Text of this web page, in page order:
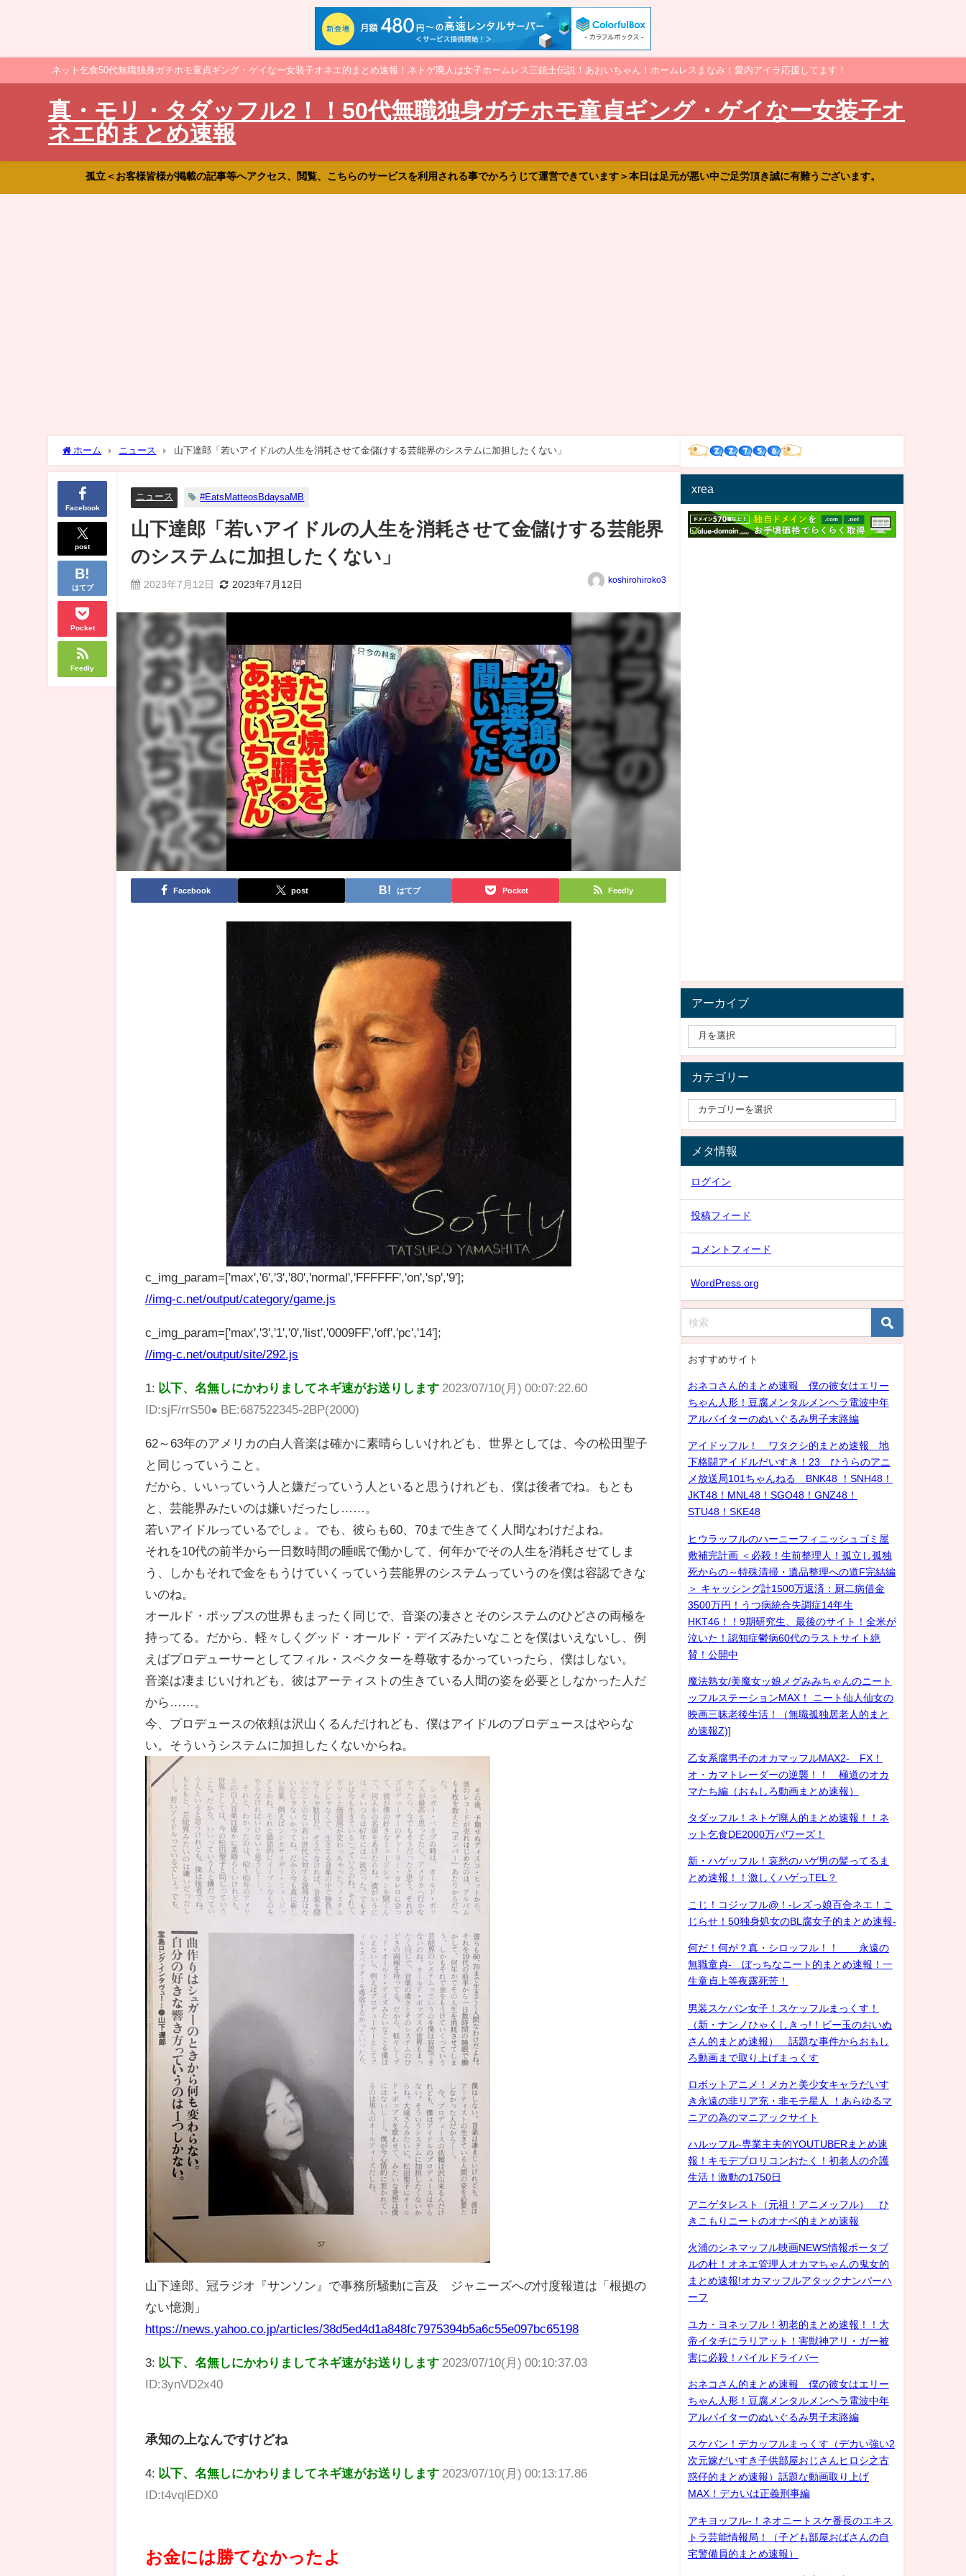
ネット乞食50代無職独身ガチホモ童貞ギング・ゲイなー女装子オネエ的まとめ速報！ネトゲ廃人は女子ホームレス三銃士伝説！あおいちゃん！ホームレスまなみ！愛内アイラ応援してます！
真・モリ・タダッフル2！！50代無職独身ガチホモ童貞ギング・ゲイなー女装子オ
ネエ的まとめ速報
孤立＜お客様皆様が掲載の記事等へアクセス、閲覧、こちらのサービスを利用される事でかろうじて運営できています＞本日は足元が悪い中ご足労頂き誠に有難うございます。
ホーム ニュース 山下達郎「若いアイドルの人生を消耗させて金儲けする芸能界のシステムに加担したくない」
Facebook
post
はてブ
Pocket
Feedly
ニュース #EatsMatteosBdaysaMB
山下達郎「若いアイドルの人生を消耗させて金儲けする芸能界
のシステムに加担したくない」
2023年7月12日 2023年7月12日 koshirohiroko3
Facebook post はてブ Pocket Feedly
c_img_param=['max','6','3','80','normal','FFFFFF','on','sp','9'];
//img-c.net/output/category/game.js
c_img_param=['max','3','1','0','list','0009FF','off','pc','14'];
//img-c.net/output/site/292.js
1: 以下、名無しにかわりましてネギ速がお送りします 2023/07/10(月) 00:07:22.60
ID:sjF/rrS50● BE:687522345-2BP(2000)
62～63年のアメリカの白人音楽は確かに素晴らしいけれども、世界としては、今の松田聖子
と同じっていうこと。
だから、いいっていう人と嫌だっていう人といると思うけれども、僕は後者でね。もとも
と、芸能界みたいのは嫌いだったし……。
若いアイドルっているでしょ。でも、彼らも60、70まで生きてく人間なわけだよね。
それを10代の前半から一日数時間の睡眠で働かして、何年かでその人生を消耗させてしま
う、しかもそれで金をもうけていくっていう芸能界のシステムっていうのを僕は容認できな
いのね。
オールド・ポップスの世界もまったく同じで、音楽の凄さとそのシステムのひどさの両極を
持ってる。だから、軽々しくグッド・オールド・デイズみたいなことを僕はいえないし、例
えばプロデューサーとしてフィル・スペクターを尊敬するかっていったら、僕はしない。
音楽は凄まじいけれども、彼はアーティストの生きている人間の姿を必要としなかった人だ
から……。
今、プロデュースの依頼は沢山くるんだけれども、僕はアイドルのプロデュースはやらな
い。そういうシステムに加担したくないからね。
山下達郎、冠ラジオ『サンソン』で事務所騒動に言及 ジャニーズへの忖度報道は「根拠の
ない憶測」
https://news.yahoo.co.jp/articles/38d5ed4d1a848fc7975394b5a6c55e097bc65198
3: 以下、名無しにかわりましてネギ速がお送りします 2023/07/10(月) 00:10:37.03
ID:3ynVD2x40
承知の上なんですけどね
4: 以下、名無しにかわりましてネギ速がお送りします 2023/07/10(月) 00:13:17.86
ID:t4vqlEDX0
お金には勝てなかったよ
xrea
アーカイブ
カテゴリー
メタ情報
ログイン
投稿フィード
コメントフィード
WordPress.org
おすすめサイト
おネコさん的まとめ速報 僕の彼女はエリー
ちゃん人形！豆腐メンタルメンヘラ電波中年
アルバイターのぬいぐるみ男子末路編
アイドッフル！ ワタクシ的まとめ速報 地
下格闘アイドルだいすき！23 ひうらのアニ
メ放送局101ちゃんねる BNK48 ！SNH48！
JKT48！MNL48！SGO48！GNZ48！
STU48！SKE48
ヒウラッフルのハーニーフィニッシュゴミ屋
敷補完計画 ＜必殺！生前整理人！孤立し孤独
死からの～特殊清掃・遺品整理への道F完結編
＞ キャッシング計1500万返済：厨二病借金
3500万円！うつ病統合失調症14年生
HKT46！！9期研究生、最後のサイト！全米が
泣いた！認知症鬱病60代のラストサイト絶
賛！公開中
魔法熟女/美魔女ッ娘メグみみちゃんのニート
ッフルステーションMAX！ ニート仙人仙女の
映画三昧老後生活！（無職孤独居老人的まと
め速報Z)]
乙女系腐男子のオカマッフルMAX2- FX！
オ・カマトレーダーの逆襲！！ 極道のオカ
マたち編（おもしろ動画まとめ速報）
タダッフル！ネトゲ廃人的まとめ速報！！ネ
ット乞食DE2000万パワーズ！
新・ハゲッフル！哀愁のハゲ男の髪ってるま
とめ速報！！激しくハゲっTEL？
こじ！コジッフル@！-レズっ娘百合ネエ！こ
じらせ！50独身処女のBL腐女子的まとめ速報-
何だ！何が？真・シロッフル！！ 永遠の
無職童貞- ぼっちなニート的まとめ速報！一
生童貞上等夜露死苦！
男装スケバン女子！スケッフルまっくす！
（新・ナンノひゃくしきっ!！ビー玉のおいぬ
さん的まとめ速報） 話題な事件からおもし
ろ動画まで取り上げまっくす
ロボットアニメ！メカと美少女キャラだいす
き永遠の非リア充・非モテ星人 ！あらゆるマ
ニアの為のマニアックサイト
ハルッフル-専業主夫的YOUTUBERまとめ速
報！キモデブロリコンおたく！初老人の介護
生活！激動の1750日
アニゲタレスト（元祖！アニメッフル） ひ
きこもりニートのオナベ的まとめ速報
火浦のシネマッフル映画NEWS情報ポータブ
ルの杜！オネエ管理人オカマちゃんの鬼女的
まとめ速報!オカマッフルアタックナンバーハ
ーフ
ユカ・ヨネッフル！初老的まとめ速報！！大
帝イタチにラリアット！害獣神アリ・ガー被
害に必殺！パイルドライバー
おネコさん的まとめ速報 僕の彼女はエリー
ちゃん人形！豆腐メンタルメンヘラ電波中年
アルバイターのぬいぐるみ男子末路編
スケバン！デカッフルまっくす（デカい強い2
次元嫁だいすき子供部屋おじさんヒロシ之古
惑仔的まとめ速報）話題な動画取り上げ
MAX！デカいは正義刑事編
アキヨッフル-！ネオニートスケ番長のエキス
トラ芸能情報局！（子ども部屋おばさんの自
宅警備員的まとめ速報）